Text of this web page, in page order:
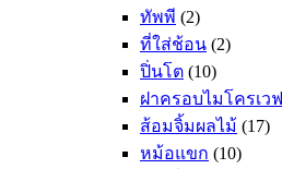
ทัพพี (2)
ที่ใส่ช้อน (2)
ปิ่นโต (10)
ฝาครอบไมโครเวฟ
ส้อมจิ้มผลไม้ (17)
หม้อแขก (10)